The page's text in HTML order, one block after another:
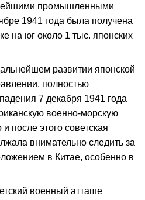
промышленными
1941 года была получена
на юг около 1 тыс. японских
развитии японской
полностью
7 декабря 1941 года
военно-морскую
после этого советская
внимательно следить за
в Китае, особенно в
военный атташе